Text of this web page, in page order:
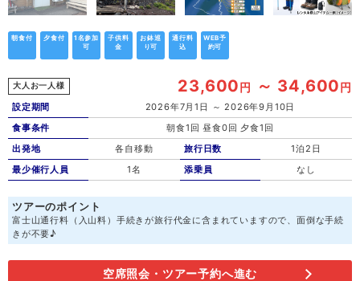
朝食付 夕食付
1名参加
可
子供料
金
お鉢巡
り可
通行料
込
WEB予
約可
大人お一人様 23,600円 ～ 34,600円
設定期間
2026年7月1日 ～ 2026年9月10日
食事条件
朝食1回 昼食0回 夕食1回
出発地
各自移動
最少催行人員
1名
旅行日数
1泊2日
添乗員
なし
ツアーのポイント
富士山通行料（入山料）手続きが旅行代金に含まれていますので、面倒な手続
きが不要♪
空席照会・ツアー予約へ進む